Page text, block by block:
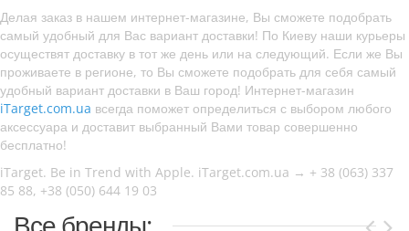
Делая заказ в нашем интернет-магазине, Вы сможете подобрать
самый удобный для Вас вариант доставки! По Киеву наши курьеры
осуществят доставку в тот же день или на следующий. Если же Вы
проживаете в регионе, то Вы сможете подобрать для себя самый
удобный вариант доставки в Ваш город! Интернет-магазин
iTarget.com.ua всегда поможет определиться с выбором любого
аксессуара и доставит выбранный Вами товар совершенно
бесплатно!
iTarget. Be in Trend with Apple. iTarget.com.ua → + 38 (063) 337
85 88, +38 (050) 644 19 03